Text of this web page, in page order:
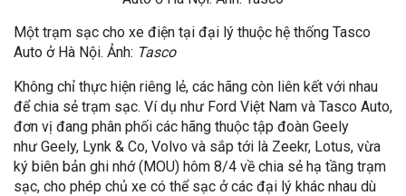
Một trạm sạc cho xe điện tại đại lý thuộc hệ thống Tasco
Auto ở Hà Nội. Ảnh: Tasco
Không chỉ thực hiện riêng lẻ, các hãng còn liên kết với nhau
để chia sẻ trạm sạc. Ví dụ như Ford Việt Nam và Tasco Auto,
đơn vị đang phân phối các hãng thuộc tập đoàn Geely
như Geely, Lynk & Co, Volvo và sắp tới là Zeekr, Lotus, vừa
ký biên bản ghi nhớ (MOU) hôm 8/4 về chia sẻ hạ tầng trạm
sạc, cho phép chủ xe có thể sạc ở các đại lý khác nhau dù